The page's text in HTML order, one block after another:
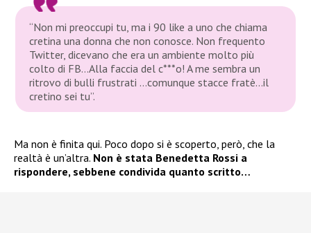
“Non mi preoccupi tu, ma i 90 like a uno che chiama
cretina una donna che non conosce. Non frequento
Twitter, dicevano che era un ambiente molto più
colto di FB…Alla faccia del c***o! A me sembra un
ritrovo di bulli frustrati …comunque stacce fratè…il
cretino sei tu”.
Ma non è finita qui. Poco dopo si è scoperto, però, che la
realtà è un’altra. Non è stata Benedetta Rossi a
rispondere, sebbene condivida quanto scritto…